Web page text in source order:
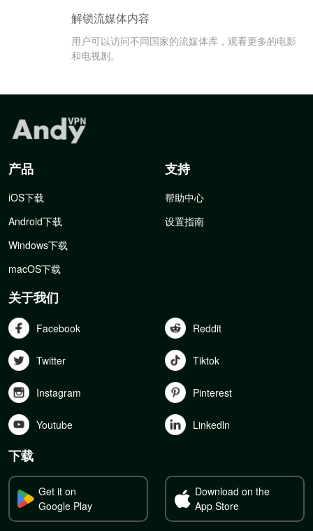
解锁流媒体内容
用户可以访问不同国家的流媒体库，观看更多的电影
和电视剧。
产品
iOS下载
Android下载
Windows下载
macOS下载
支持
帮助中心
设置指南
关于我们
Facebook Reddit
Twitter Tiktok
Instagram Pinterest
Youtube Linkedln
下载
Get it on
Google Play
Download on the
App Store